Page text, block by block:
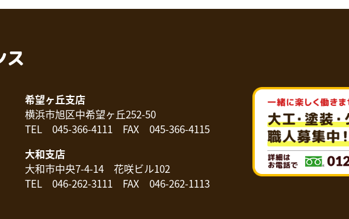
希望ヶ丘支店
横浜市旭区中希望ヶ丘252-50
TEL 045-366-4111 FAX 045-366-4115
大和支店
大和市中央7-4-14 花咲ビル102
TEL 046-262-3111 FAX 046-262-1113